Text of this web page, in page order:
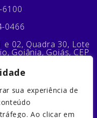
sua experiência de
Ao clicar em
6100
0466
e 02, Quadra 30, Lote
Goiânia, Goiás, CEP